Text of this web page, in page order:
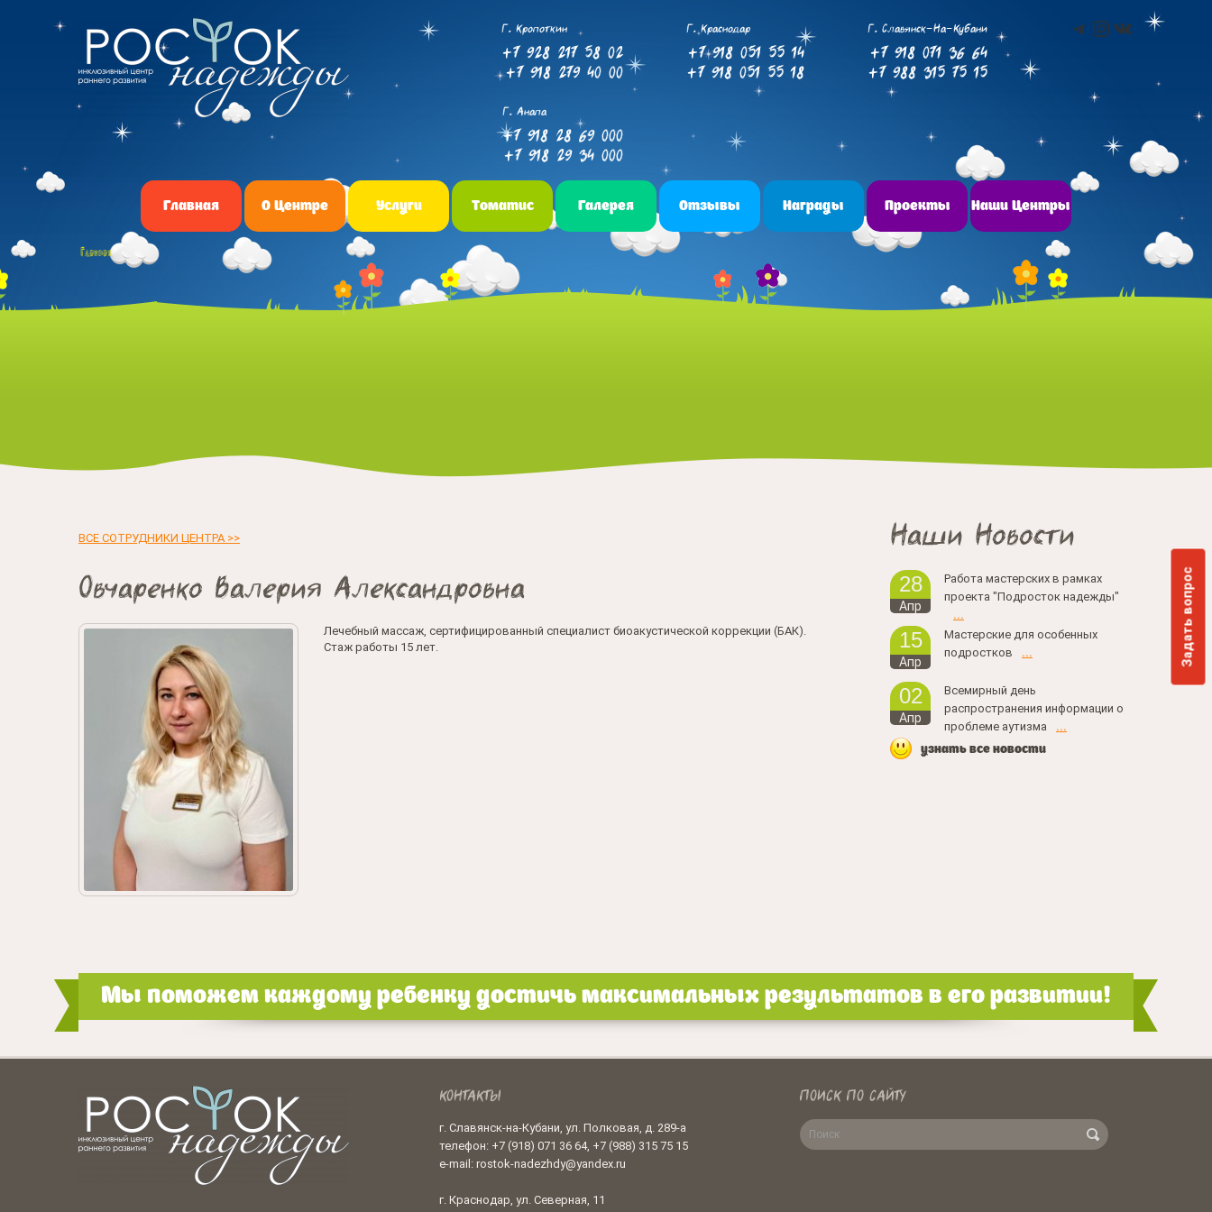
Telegram
Instagram
Г. Славянск-На-Кубани
+7 918 071 36 64
+7 988 315 75 15
Г. Краснодар
+7 918 051 55 14
+7 918 051 55 18
Г. Кропоткин
+7 928 217 58 02
+7 918 279 40 00
Г. Анапа
+7 918 28 69 000
+7 918 29 34 000
Главная О Центре Услуги Томатис Галерея Отзывы Награды Проекты Наши Центры
Задать вопрос
Главная
ВСЕ СОТРУДНИКИ ЦЕНТРА >>
Овчаренко Валерия Александровна
Лечебный массаж, сертифицированный специалист биоакустической коррекции (БАК).
Стаж работы 15 лет.
Наши Новости
Работа мастерских в рамках
проекта "Подросток надежды"
...
28
Апр
Мастерские для особенных
подростков
...
15
Апр
Всемирный день
распространения информации о
проблеме аутизма
...
02
Апр
узнать все новости
Мы поможем каждому ребенку достичь максимальных результатов в его развитии!
КОНТАКТЫ
г. Славянск-на-Кубани, ул. Полковая, д. 289-а
телефон: +7 (918) 071 36 64, +7 (988) 315 75 15
e-mail: rostok-nadezhdy@yandex.ru
г. Краснодар, ул. Северная, 11
ПОИСК ПО САЙТУ